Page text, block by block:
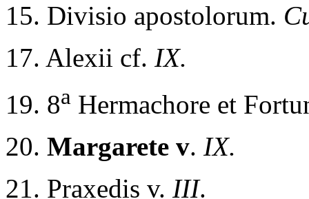
15. Divisio apostolorum.
17. Alexii cf. IX.
19. 8a Hermachore et
20. Margarete v. IX.
21. Praxedis v. III.